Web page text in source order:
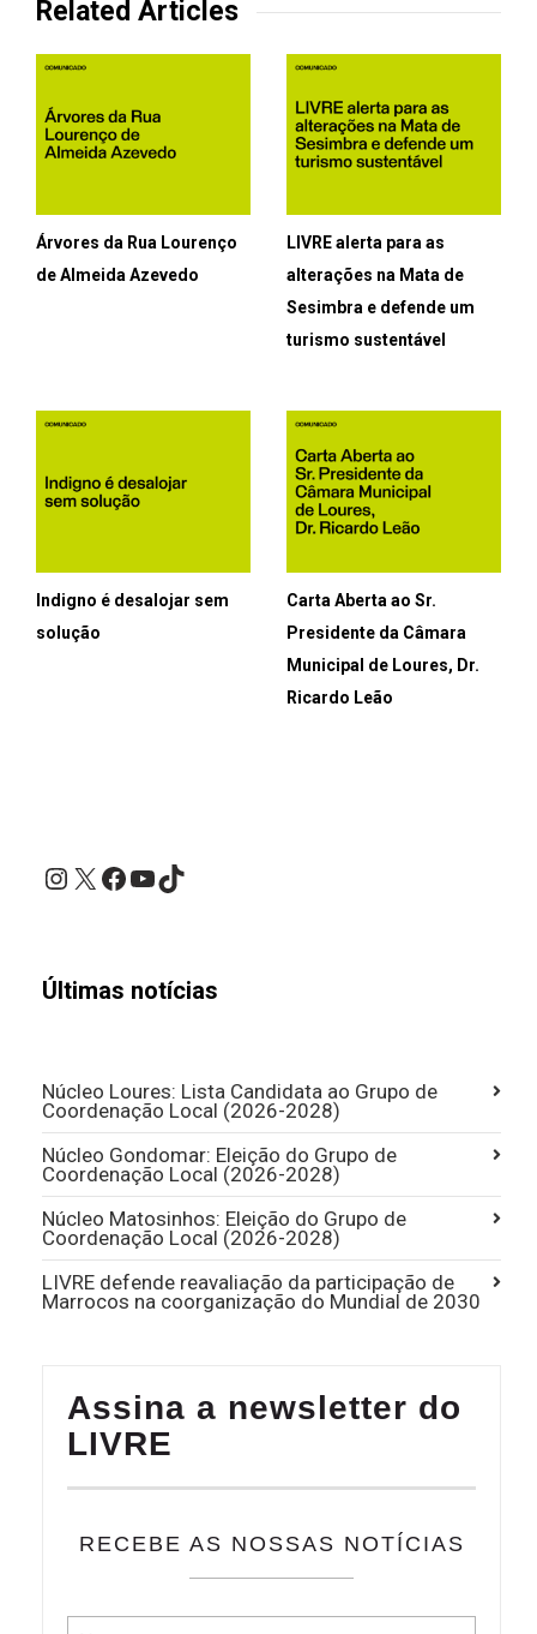
Related Articles
Árvores da Rua Lourenço
de Almeida Azevedo
LIVRE alerta para as
alterações na Mata de
Sesimbra e defende um
turismo sustentável
Indigno é desalojar sem
solução
Carta Aberta ao Sr.
Presidente da Câmara
Municipal de Loures, Dr.
Ricardo Leão
Instagram
X Facebook
YouTube
Últimas notícias
Núcleo Loures: Lista Candidata ao Grupo de
Coordenação Local (2026-2028)
Núcleo Gondomar: Eleição do Grupo de
Coordenação Local (2026-2028)
Núcleo Matosinhos: Eleição do Grupo de
Coordenação Local (2026-2028)
LIVRE defende reavaliação da participação de
Marrocos na coorganização do Mundial de 2030
Assina a newsletter do
LIVRE
RECEBE AS NOSSAS NOTÍCIAS